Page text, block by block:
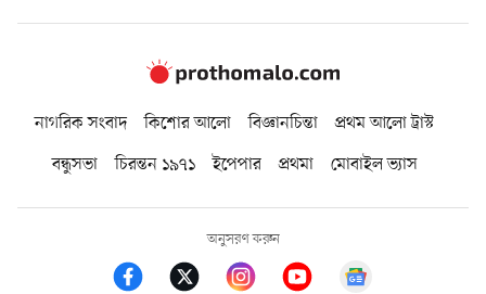
নাগরিক সংবাদ কিশোর আলো বিজ্ঞানচিন্তা
প্রথম আলো ট্রাস্ট
বন্ধুসভা
চিরন্তন ১৯৭১ ইপেপার প্রথমা মোবাইল ভ্যাস
অনুসরণ করুন